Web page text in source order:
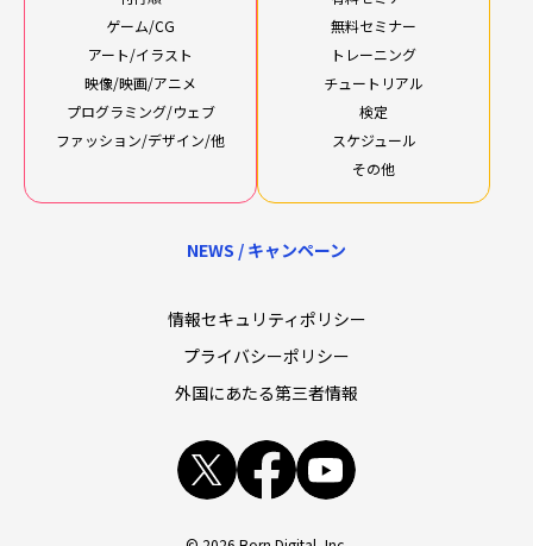
ゲーム/CG
アート/イラスト
映像/映画/アニメ
プログラミング/ウェブ
ファッション/デザイン/他
無料セミナー
トレーニング
チュートリアル
検定
スケジュール
その他
NEWS / キャンペーン
情報セキュリティポリシー
プライバシーポリシー
外国にあたる第三者情報
x facebook